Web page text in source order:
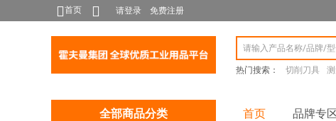
首页 请登录 免费注册
热门搜索： 切削刀具
全部商品分类 首页 品牌专